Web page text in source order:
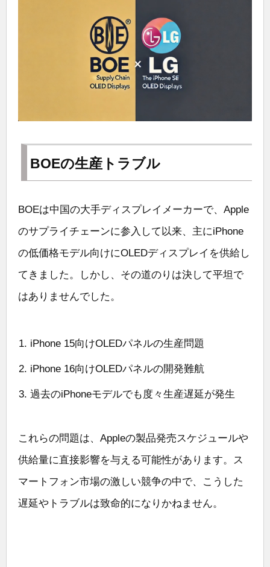
BOEの生産トラブル
BOEは中国の大手ディスプレイメーカーで、Apple
のサプライチェーンに参入して以来、主にiPhone
の低価格モデル向けにOLEDディスプレイを供給し
てきました。しかし、その道のりは決して平坦で
はありませんでした。
iPhone 15向けOLEDパネルの生産問題
iPhone 16向けOLEDパネルの開発難航
過去のiPhoneモデルでも度々生産遅延が発生
これらの問題は、Appleの製品発売スケジュールや
供給量に直接影響を与える可能性があります。ス
マートフォン市場の激しい競争の中で、こうした
遅延やトラブルは致命的になりかねません。